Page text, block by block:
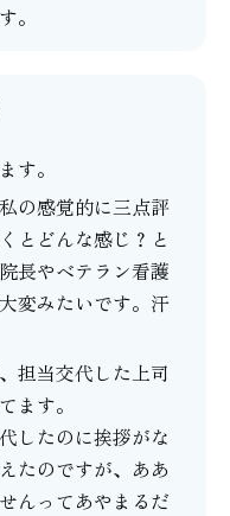
。
す。
の感覚的に三点評
とどんな感じ？と
長やベテラン看護
変みたいです。汗
担当交代した上司
ます。
したのに挨拶がな
たのですが、ああ
んってあやまるだ